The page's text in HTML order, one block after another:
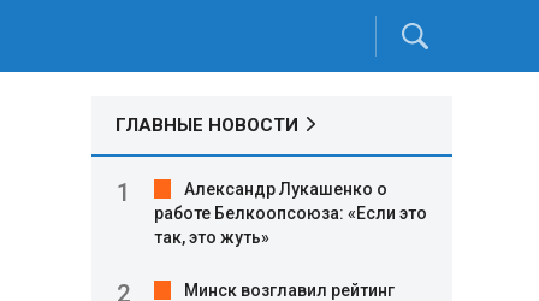
ГЛАВНЫЕ НОВОСТИ
Александр Лукашенко о
работе Белкоопсоюза: «Если это
так, это жуть»
Минск возглавил рейтинг